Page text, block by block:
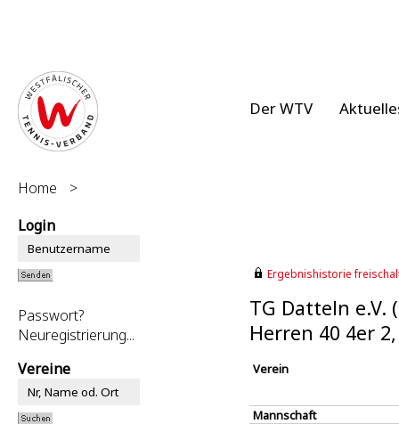
Der WTV
Home
>
Login
Passwort?
Neuregistrierung...
Vereine
Ergebnishistorie
TG Datteln e.V.
Herren 40 4er
Verein
Mannschaft